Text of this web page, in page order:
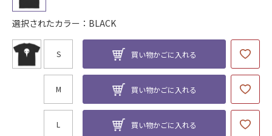
選択されたカラー：BLACK
S 買い物かごに入れる
M 買い物かごに入れる
L 買い物かごに入れる